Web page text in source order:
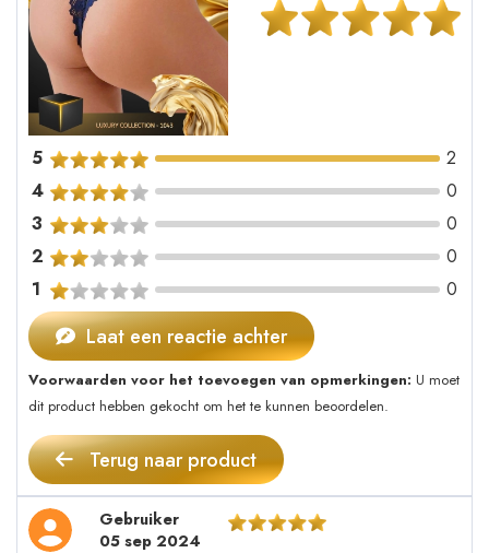
5
2
4
0
3
0
2
0
1
0
Laat een reactie achter
Voorwaarden voor het toevoegen van opmerkingen: U moet
dit product hebben gekocht om het te kunnen beoordelen.
Terug naar product
Gebruiker
05 sep 2024